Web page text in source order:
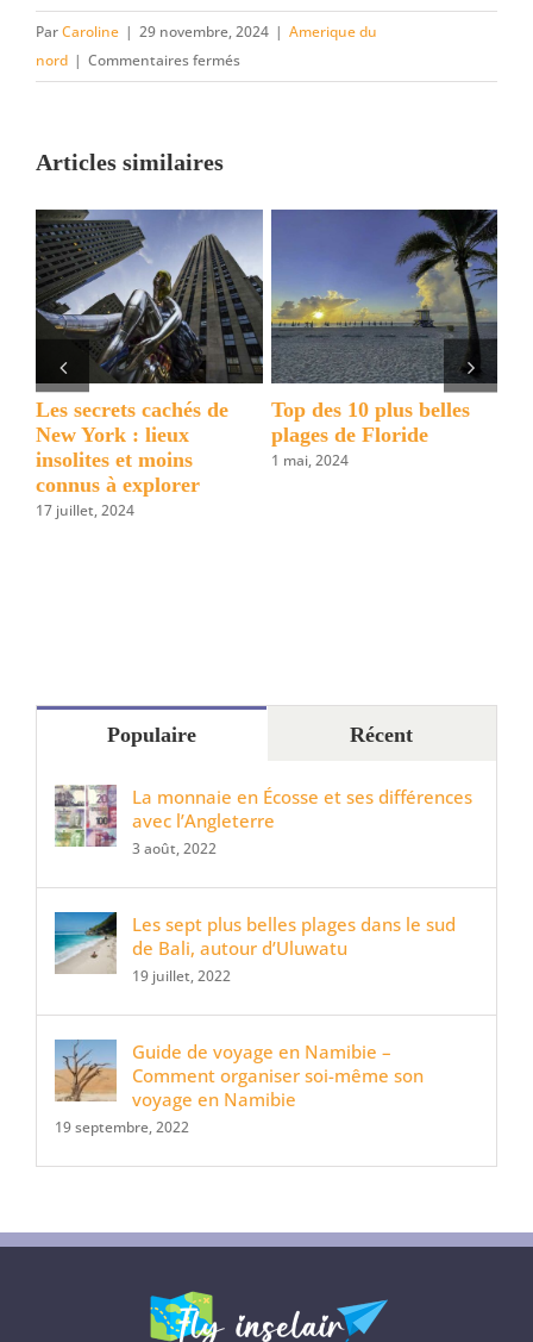
ParCaroline | 29 novembre, 2024 | Amerique du
nord | Commentaires ferméssur
Quels
lors
d’un
premier
voyage
en
Amérique ?
Articles similaires
Les secrets cachés de
New York : lieux
insolites et moins
connus à explorer
17 juillet, 2024
Top des 10 plus belles
plages de Floride
1 mai, 2024
Populaire Récent
La monnaie en Écosse et ses différences
avec l’Angleterre
3 août, 2022
Les sept plus belles plages dans le sud
de Bali, autour d’Uluwatu
19 juillet, 2022
Guide de voyage en Namibie –
Comment organiser soi-même son
voyage en Namibie
19 septembre, 2022